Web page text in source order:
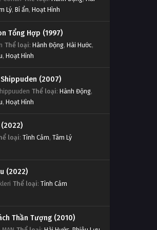
Lý, Bí ẩn, Hoạt Hình
Tổng Hợp (1997)
Thể loại: Hành Động, Hài Hước,
, Hoạt Hình
(2007)
Thể loại: Hành Động,
, Hoạt Hình
(2022)
loại: Tình Cảm, Tâm Lý
(2022)
Thể loại: Tình Cảm
Thần Tượng (2010)